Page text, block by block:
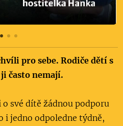
pro sebe. Rodiče dětí s
často nemají.
své dítě žádnou podporu
i jedno odpoledne týdně,